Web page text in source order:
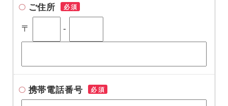
ご住所 必須
〒 -
携帯電話番号 必須